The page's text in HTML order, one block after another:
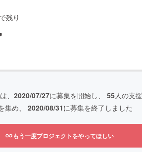
残り
、 2020/07/27に募集を開始し、 55人の支
集め、 2020/08/31に募集を終了しました
もう一度プロジェクトをやってほしい